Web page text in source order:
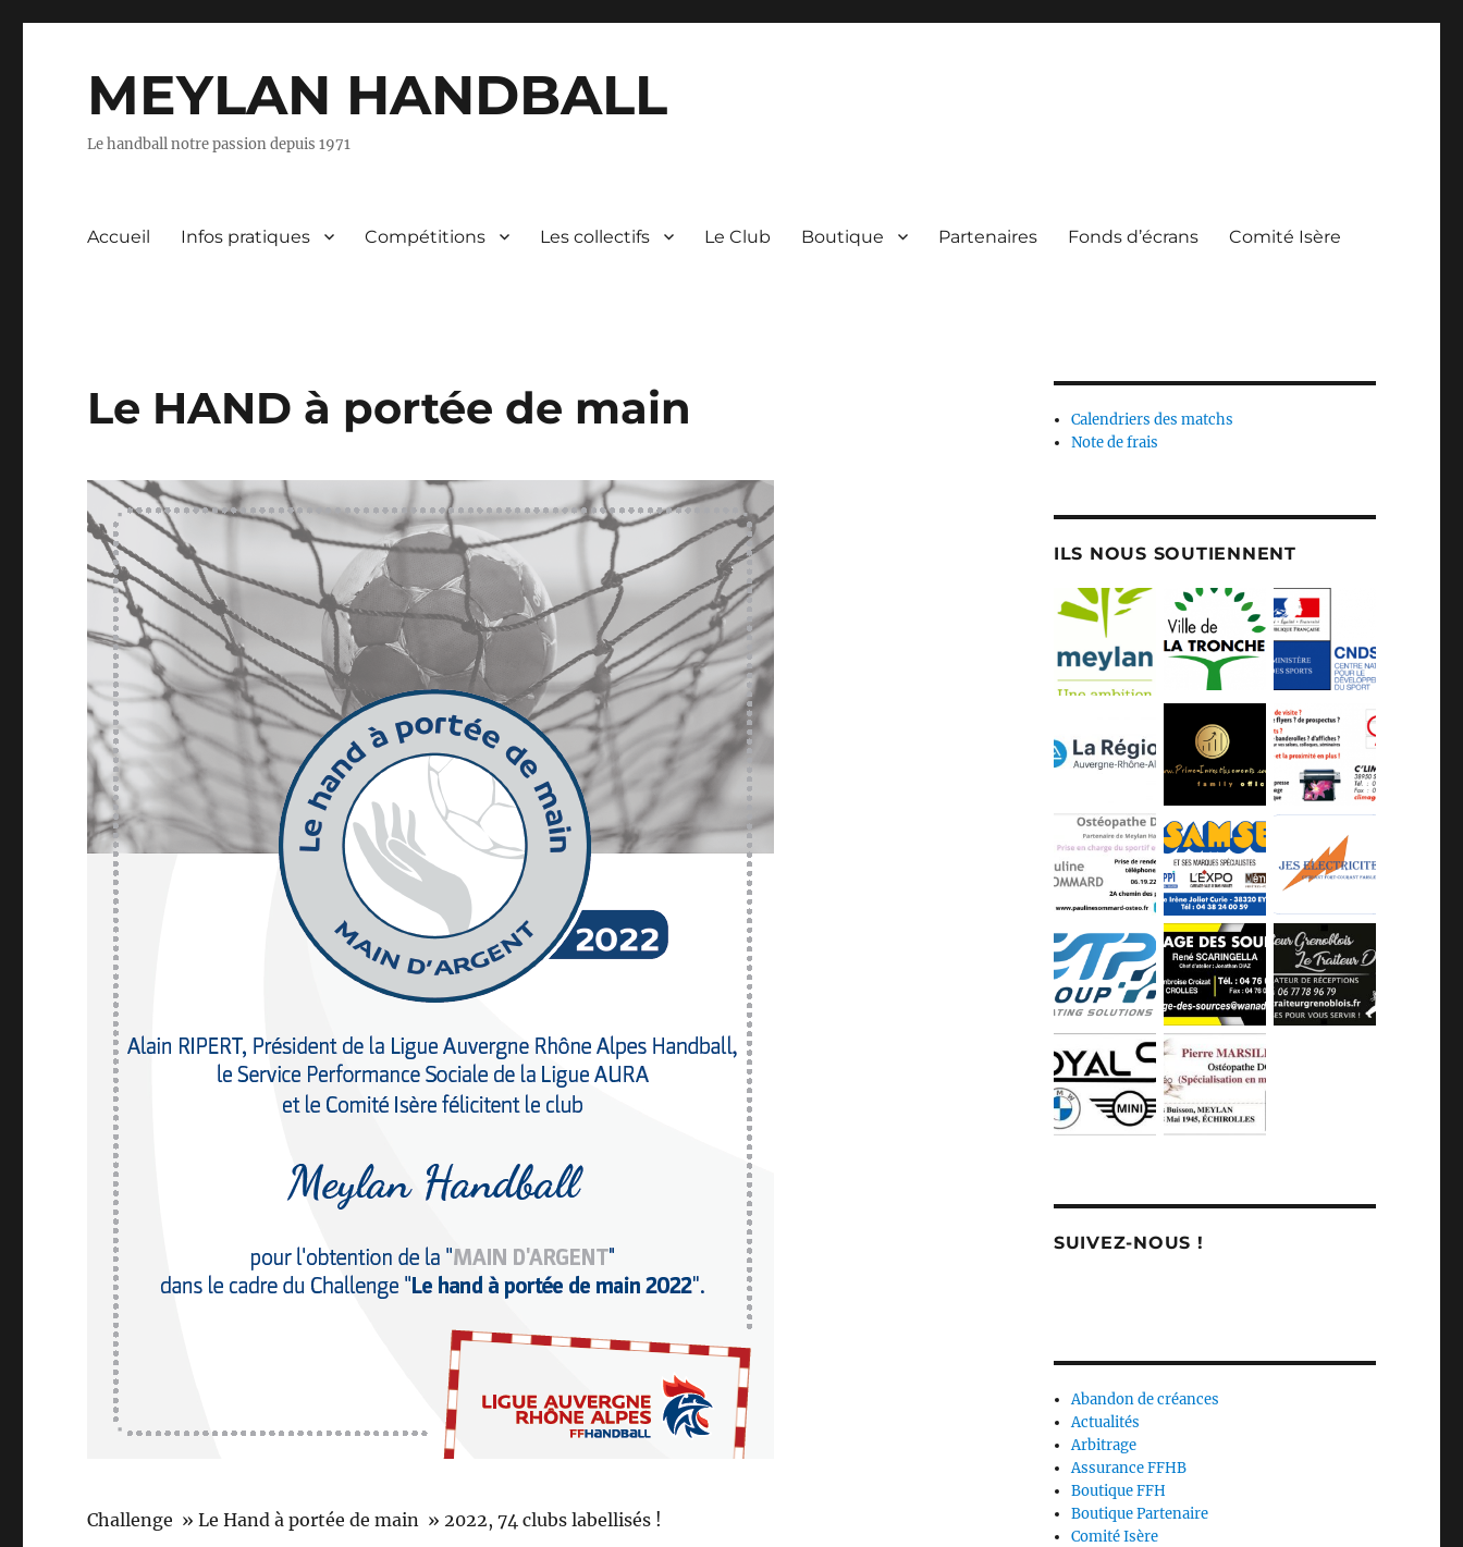
MEYLAN HANDBALL
Le handball notre passion depuis 1971
Accueil Infos pratiques Compétitions Les collectifs Le Club Boutique Partenaires Fonds d’écrans Comité Isère
Le HAND à portée de main
Challenge » Le Hand à portée de main » 2022, 74 clubs labellisés !
Calendriers des matchs
Note de frais
ILS NOUS SOUTIENNENT
SUIVEZ-NOUS !
Abandon de créances
Actualités
Arbitrage
Assurance FFHB
Boutique FFH
Boutique Partenaire
Comité Isère